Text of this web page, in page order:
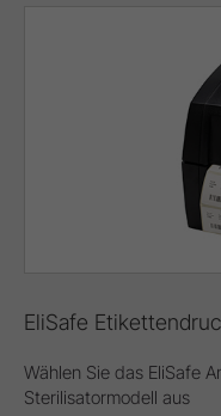
EliSafe
Wählen Sie das EliSafe
Sterilisatormodell aus